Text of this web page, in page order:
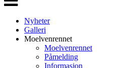
navigasjon
Nyheter
Galleri
Moelvenrennet
Moelvenrennet
Påmelding
Informasjon